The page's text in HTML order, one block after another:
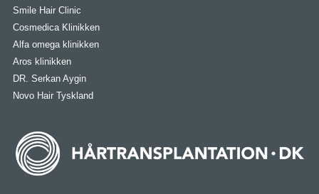
Smile Hair Clinic
Cosmedica Klinikken
Alfa omega klinikken
Aros klinikken
DR. Serkan Aygin
Novo Hair Tyskland